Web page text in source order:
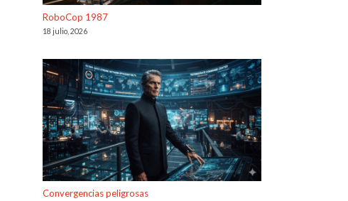
RoboCop 1987
18 julio, 2026
Convergencias peligrosas